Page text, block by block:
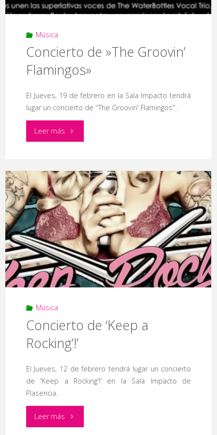
Música
Concierto de »The Groovin’
Flamingos»
El Jueves, 19 de febrero en la Sala Impacto tendrá
lugar un concierto de ''The Groovin' Flamingos''.
Leer más"Concierto
»The
Groovin’
Flamingos»"
Música
Concierto de ‘Keep a
Rocking’!’
El Jueves, 12 de febrero tendrá lugar un concierto
de 'Keep a Rocking'!' en la Sala Impacto de
Plasencia.
Leer más"Concierto